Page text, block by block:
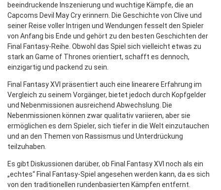
beeindruckende Inszenierung und wuchtige Kämpfe, die an
Capcoms Devil May Cry erinnern. Die Geschichte von Clive und
seiner Reise voller Intrigen und Wendungen fesselt den Spieler
von Anfang bis Ende und gehört zu den besten Geschichten der
Final Fantasy-Reihe. Obwohl das Spiel sich vielleicht etwas zu
stark an Game of Thrones orientiert, schafft es dennoch,
einzigartig und packend zu sein.
Final Fantasy XVI präsentiert auch eine linearere Erfahrung im
Vergleich zu seinem Vorgänger, bietet jedoch durch Kopfgelder
und Nebenmissionen ausreichend Abwechslung. Die
Nebenmissionen können zwar qualitativ variieren, aber sie
ermöglichen es dem Spieler, sich tiefer in die Welt einzutauchen
und an den Themen von Rassismus und Unterdrückung
teilzuhaben.
Es gibt Diskussionen darüber, ob Final Fantasy XVI noch als ein
„echtes“ Final Fantasy-Spiel angesehen werden kann, da es sich
von den traditionellen rundenbasierten Kämpfen entfernt.